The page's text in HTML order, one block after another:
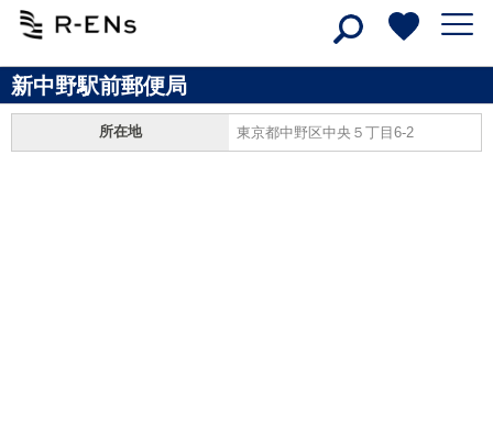
新中野駅前郵便局
所在地 東京都中野区中央５丁目6-2